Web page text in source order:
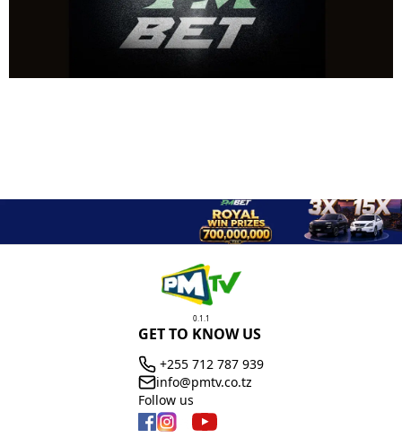
0.1.1
GET TO KNOW US
+255 712 787 939
info@pmtv.co.tz
Follow us